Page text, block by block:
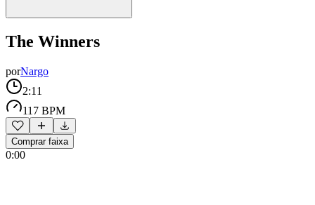
The Winners
porNargo
2:11
117 BPM
Comprar faixa
0:00